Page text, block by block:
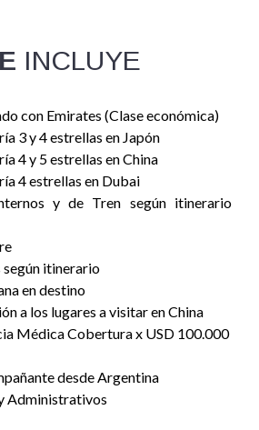
INCLUYE
con Emirates (Clase económica)
3 y 4 estrellas en Japón
4 y 5 estrellas en China
4 estrellas en Dubai
y de Tren según itinerario
itinerario
en destino
a los lugares a visitar en China
Médica Cobertura x USD 100.000
desde Argentina
Administrativos